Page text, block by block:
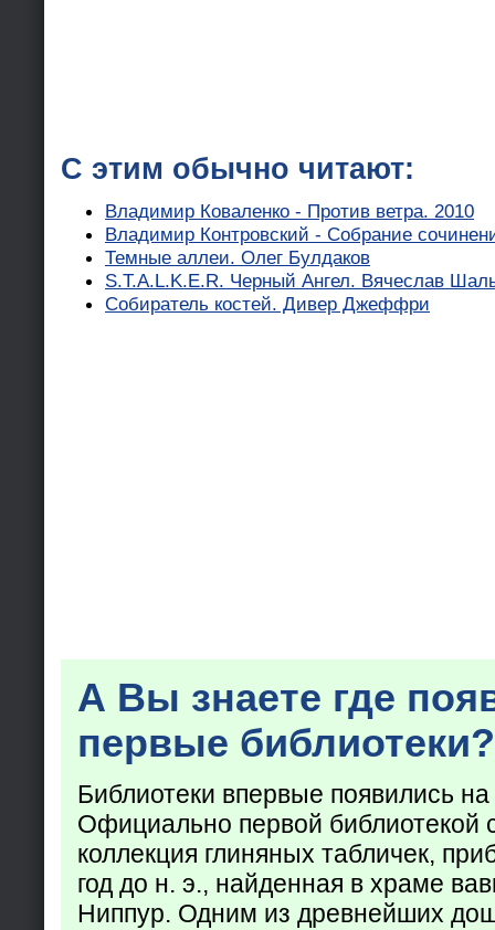
С этим обычно читают:
Владимир Коваленко - Против ветра. 2010
Владимир Контровский - Собрание
Темные аллеи. Олег Булдаков
S.T.A.L.K.E.R. Черный Ангел. Вячеслав
Собиратель костей. Дивер Джеффри
А Вы знаете где
первые библиотеки?
Библиотеки впервые появились
Официально первой библиотекой
коллекция глиняных табличек,
год до н. э., найденная в храме
Ниппур. Одним из древнейших